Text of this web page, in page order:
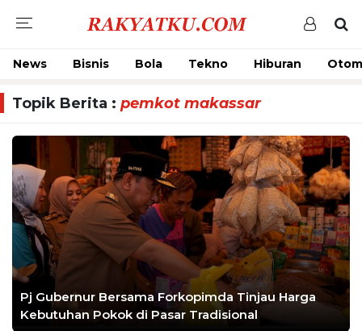
News Bisnis Bola Tekno Hiburan
Topik Berita : pemkot makassar
Pj Gubernur Bersama Forkopimda Tinjau Harga
Kebutuhan Pokok di Pasar Tradisional